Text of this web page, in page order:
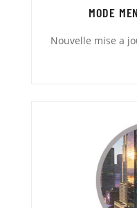
MODE
Nouvelle mise a